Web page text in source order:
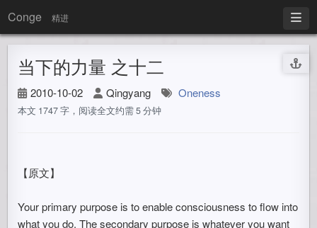
Conge 精进
当下的力量 之十二
2010-10-02 Qingyang Oneness
本文 1747 字，阅读全文约需 5 分钟
【原文】
Your primary purpose is to enable consciousness to flow into
what you do. The secondary purpose is whatever you want